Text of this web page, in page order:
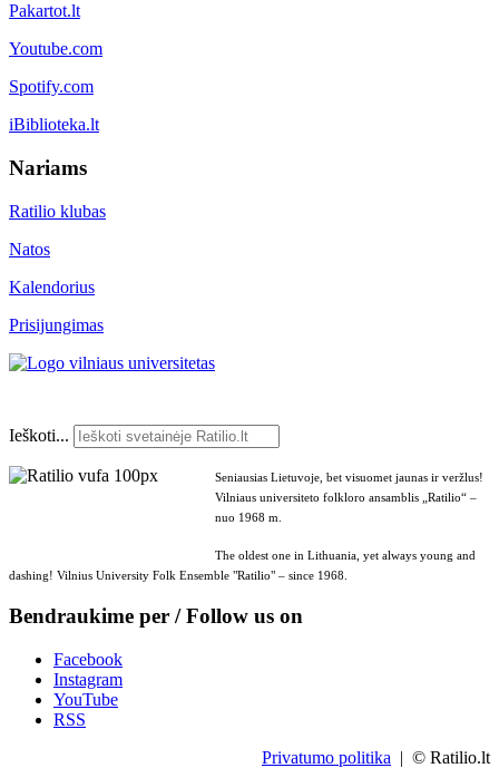
Pakartot.lt
Youtube.com
Spotify.com
iBiblioteka.lt
Nariams
Ratilio klubas
Natos
Kalendorius
Prisijungimas
Ieškoti...
Seniausias Lietuvoje, bet visuomet jaunas ir veržlus!
Vilniaus universiteto folkloro ansamblis „Ratilio“ –
nuo 1968 m.
The oldest one in Lithuania, yet always young and
dashing! Vilnius University Folk Ensemble "Ratilio" – since 1968.
Bendraukime per / Follow us on
Facebook
Instagram
YouTube
RSS
Privatumo politika | © Ratilio.lt